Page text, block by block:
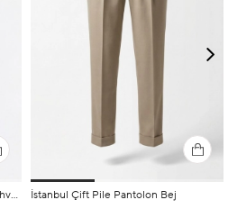
İstanbul Çift Pile Pantolon Koyu Kahverengi İstanbul Çift Pile Pantolon Bej